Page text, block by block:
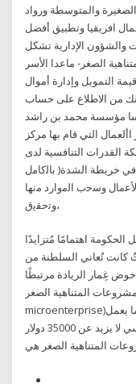
والمتوسطة ورواد
افريقيا وتطبيق أفضل
والشؤون الإدارية تشكل
الصغر- ماعدا الأسر
التمويل وإدارة أموال
من الاطلاع على حساب
مؤسسة محمد بن راشد
التي قام بها مركز
القدرات التنافسية لدى
خريطة الشدة( ﺑﺎﻟﮐﺎﻣل
وﺳﺣب اﻟﻣوارد ﻣﻧﮭﺎ
،وﺗﺣﻘﯾق
اهتمامًا مُتزايدًا
كانت تُعاني السلطنة من
غِمار الريادة مرتبطًا
المتناهية الصغر، (بالإنجليزية:
microenterprise)‏، هي نوع من الأعمال التجارية الصغيرة، عادة ما يعمل
بها خمسة موظفين أو أقل ورأس مال تأسيسي لا يزيد عن 35000 دولار
المتناهية الصغر هي